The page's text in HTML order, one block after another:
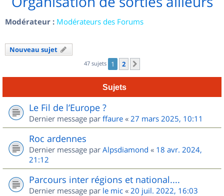
Modérateur : Modérateurs des Forums
Nouveau sujet
47 sujets 1 2
Sujets
Le Fil de l’Europe ?
Dernier message par ffaure « 27 mars 2025, 10:11
Roc ardennes
Dernier message par Alpsdiamond « 18 avr. 2024,
21:12
Parcours inter régions et national....
Dernier message par le mic « 20 juil. 2022, 16:03